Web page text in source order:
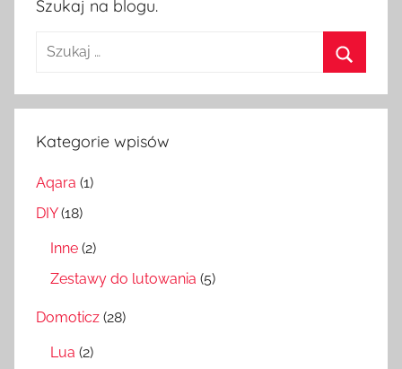
Szukaj na blogu.
Szukaj:
Kategorie wpisów
Aqara (1)
DIY(18)
Inne (2)
Zestawy do lutowania (5)
Domoticz (28)
Lua (2)